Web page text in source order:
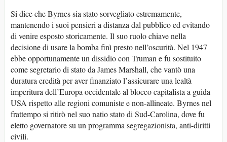
Si dice che Byrnes sia stato sorvegliato estremamente,
mantenendo i suoi pensieri a distanza dal pubblico ed evitando
di venire esposto storicamente. Il suo ruolo chiave nella
decisione di usare la bomba finì presto nell’oscurità. Nel 1947
ebbe opportunamente un dissidio con Truman e fu sostituito
come segretario di stato da James Marshall, che vantò una
duratura eredità per aver finanziato l’assicurare una lealtà
imperitura dell’Europa occidentale al blocco capitalista a guida
USA rispetto alle regioni comuniste e non-allineate. Byrnes nel
frattempo si ritirò nel suo natio stato di Sud-Carolina, dove fu
eletto governatore su un programma segregazionista, anti-diritti
civili.